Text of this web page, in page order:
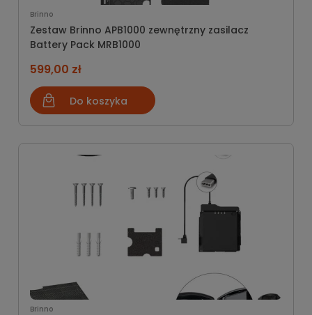
Brinno
Zestaw Brinno APB1000 zewnętrzny zasilacz
Battery Pack MRB1000
599,00 zł
Do koszyka
Brinno